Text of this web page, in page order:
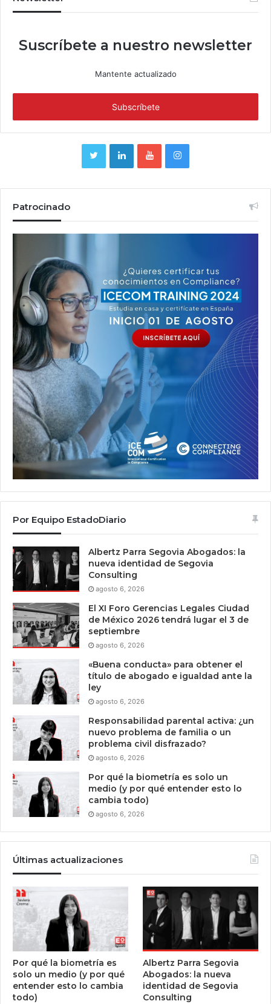
Suscríbete a nuestro newsletter
Mantente actualizado
Patrocinado
Por Equipo EstadoDiario
Albertz Parra Segovia Abogados: la
nueva identidad de Segovia
Consulting
agosto 6, 2026
El XI Foro Gerencias Legales Ciudad
de México 2026 tendrá lugar el 3 de
septiembre
agosto 6, 2026
«Buena conducta» para obtener el
título de abogado e igualdad ante la
ley
agosto 6, 2026
Responsabilidad parental activa: ¿un
nuevo problema de familia o un
problema civil disfrazado?
agosto 6, 2026
Por qué la biometría es solo un
medio (y por qué entender esto lo
cambia todo)
agosto 6, 2026
Últimas actualizaciones
Por qué la biometría es
solo un medio (y por qué
entender esto lo cambia
todo)
Albertz Parra Segovia
Abogados: la nueva
identidad de Segovia
Consulting